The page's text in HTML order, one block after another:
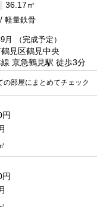
36.17㎡
軽量鉄骨
月
（完成予定）
見区鶴見中央
京急鶴見駅 徒歩3分
の部屋にまとめてチェック
円
円